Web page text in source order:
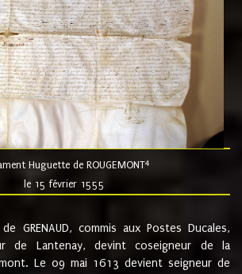
Huguette de ROUGEMONT4
le 15 février 1555
GRENAUD, commis aux Postes Ducales,
de Lantenay, devint coseigneur de la
Le 09 mai 1613 devient seigneur de